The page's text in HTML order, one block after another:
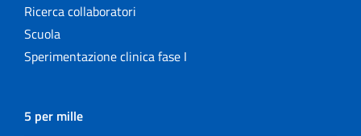
Ricerca collaboratori
Scuola
Sperimentazione clinica fase I
5 per mille